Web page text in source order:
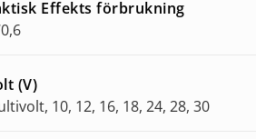
Effekts förbrukning
(V)
10, 12, 16, 18, 24, 28, 30